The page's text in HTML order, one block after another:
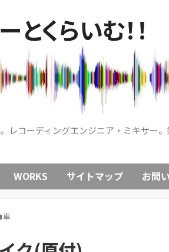
とくらいむ！！
レコーディングエンジニア・ミキサー
WORKS サイトマップ お問
車